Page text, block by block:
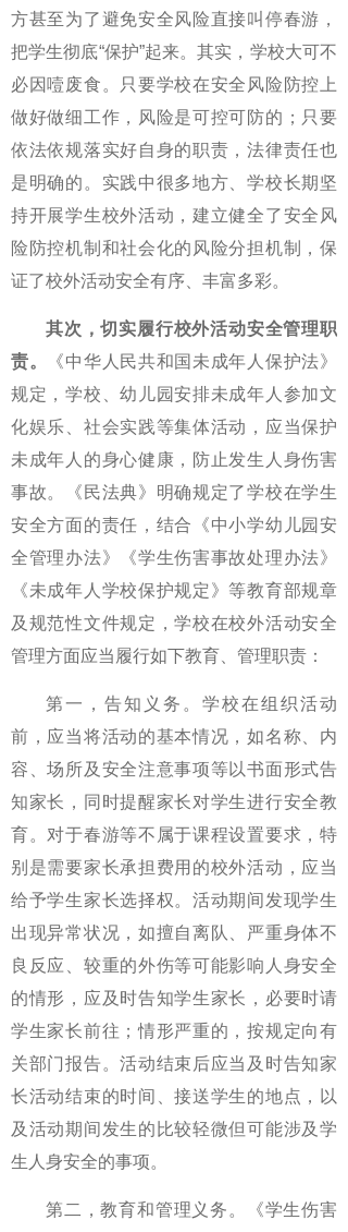
方甚至为了避免安全风险直接叫停春游，
把学生彻底“保护”起来。其实，学校大可不
必因噎废食。只要学校在安全风险防控上
做好做细工作，风险是可控可防的；只要
依法依规落实好自身的职责，法律责任也
是明确的。实践中很多地方、学校长期坚
持开展学生校外活动，建立健全了安全风
险防控机制和社会化的风险分担机制，保
证了校外活动安全有序、丰富多彩。
其次，切实履行校外活动安全管理职
责。
《中华人民共和国未成年人保护法》
规定，学校、幼儿园安排未成年人参加文
化娱乐、社会实践等集体活动，应当保护
未成年人的身心健康，防止发生人身伤害
事故。《民法典》明确规定了学校在学生
安全方面的责任，结合《中小学幼儿园安
全管理办法》《学生伤害事故处理办法》
《未成年人学校保护规定》等教育部规章
及规范性文件规定，学校在校外活动安全
管理方面应当履行如下教育、管理职责：
第一，告知义务。学校在组织活动
前，应当将活动的基本情况，如名称、内
容、场所及安全注意事项等以书面形式告
知家长，同时提醒家长对学生进行安全教
育。对于春游等不属于课程设置要求，特
别是需要家长承担费用的校外活动，应当
给予学生家长选择权。活动期间发现学生
出现异常状况，如擅自离队、严重身体不
良反应、较重的外伤等可能影响人身安全
的情形，应及时告知学生家长，必要时请
学生家长前往；情形严重的，按规定向有
关部门报告。活动结束后应当及时告知家
长活动结束的时间、接送学生的地点，以
及活动期间发生的比较轻微但可能涉及学
生人身安全的事项。
第二，教育和管理义务。《学生伤害